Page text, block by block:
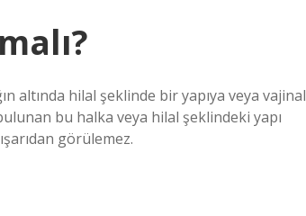
altında hilal şeklinde bir yapıya veya vajinal
bu halka veya hilal şeklindeki yapı
görülemez.